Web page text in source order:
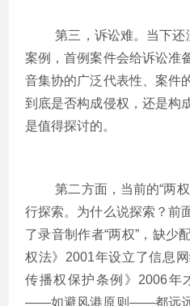
第三，诉讼难。当下还
案例，首例案件会给诉讼准
音集协的广泛代表性、案件
到底是否构成侵权，还是构
是值得探讨的。
第二方面，当前的“两
行探索。为什么说探索？前
了录音制作者“两权”，缺少
权法》2001年设立了信息
传播权保护条例》2006年
——如避风港原则——都远远